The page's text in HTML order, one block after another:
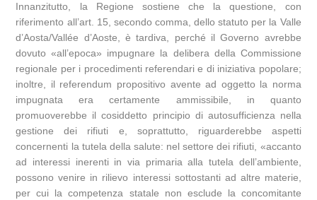
Innanzitutto, la Regione sostiene che la questione, con
riferimento all’art. 15, secondo comma, dello statuto per la Valle
d’Aosta/Vallée d’Aoste, è tardiva, perché il Governo avrebbe
dovuto «all’epoca» impugnare la delibera della Commissione
regionale per i procedimenti referendari e di iniziativa popolare;
inoltre, il referendum propositivo avente ad oggetto la norma
impugnata era certamente ammissibile, in quanto
promuoverebbe il cosiddetto principio di autosufficienza nella
gestione dei rifiuti e, soprattutto, riguarderebbe aspetti
concernenti la tutela della salute: nel settore dei rifiuti, «accanto
ad interessi inerenti in via primaria alla tutela dell’ambiente,
possono venire in rilievo interessi sottostanti ad altre materie,
per cui la competenza statale non esclude la concomitante